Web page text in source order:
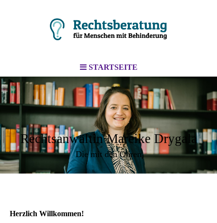
STARTSEITE
Rechtsanwältin Mareike Drygala
Die mit den Ohren
Herzlich Willkommen!